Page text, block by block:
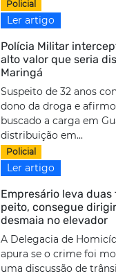
Policial
Ler artigo
Polícia Militar
alto valor que seria
Maringá
Suspeito de 32 anos
dono da droga e
buscado a carga em
distribuição em...
Policial
Ler artigo
Empresário leva duas
peito, consegue
desmaia no elevador
A Delegacia de
apura se o crime foi
uma discussão de